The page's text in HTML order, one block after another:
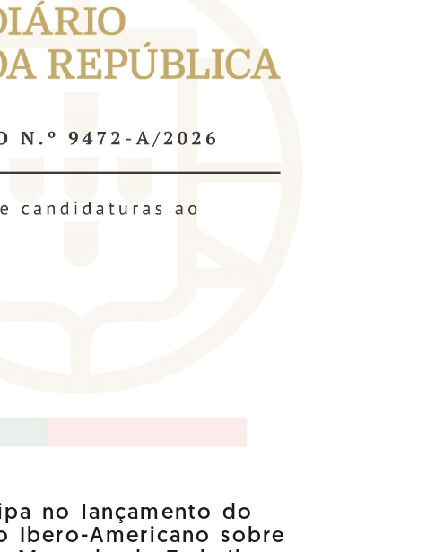
no lançamento do
Ibero-Americano sobre